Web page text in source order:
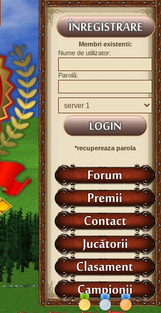
Membri existenti:
Nume de utilizator:
Parolă:
*recupereaza parola